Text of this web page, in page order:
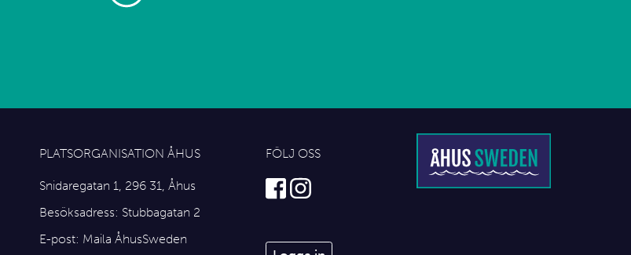
PLATSORGANISATION ÅHUS
Snidaregatan 1, 296 31, Åhus
Besöksadress: Stubbagatan 2
E-post: Maila ÅhusSweden
FÖLJ OSS